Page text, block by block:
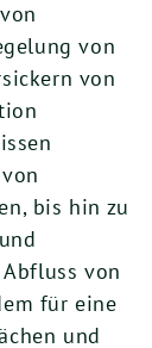
von
von
bis hin zu
von
für eine
und